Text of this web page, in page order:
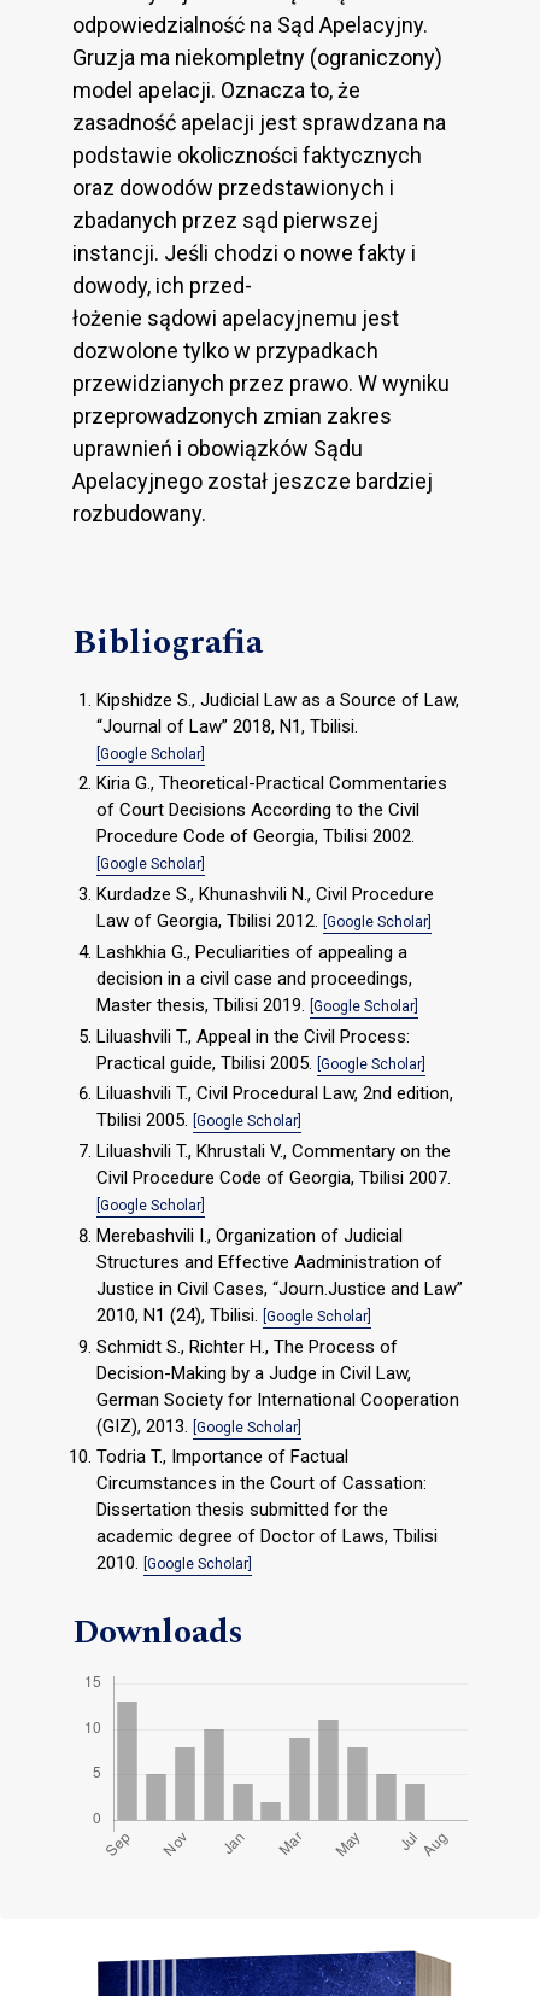
odpowiedzialność na Sąd Apelacyjny.
Gruzja ma niekompletny (ograniczony)
model apelacji. Oznacza to, że
zasadność apelacji jest sprawdzana na
podstawie okoliczności faktycznych
oraz dowodów przedstawionych i
zbadanych przez sąd pierwszej
instancji. Jeśli chodzi o nowe fakty i
dowody, ich przed-
łożenie sądowi apelacyjnemu jest
dozwolone tylko w przypadkach
przewidzianych przez prawo. W wyniku
przeprowadzonych zmian zakres
uprawnień i obowiązków Sądu
Apelacyjnego został jeszcze bardziej
rozbudowany.
Bibliografia
Kipshidze S., Judicial Law as a Source of Law,
“Journal of Law” 2018, N1, Tbilisi.
[Google Scholar]
Kiria G., Theoretical-Practical Commentaries
of Court Decisions According to the Civil
Procedure Code of Georgia, Tbilisi 2002.
[Google Scholar]
Kurdadze S., Khunashvili N., Civil Procedure
Law of Georgia, Tbilisi 2012. [Google Scholar]
Lashkhia G., Peculiarities of appealing a
decision in a civil case and proceedings,
Master thesis, Tbilisi 2019. [Google Scholar]
Liluashvili T., Appeal in the Civil Process:
Practical guide, Tbilisi 2005. [Google Scholar]
Liluashvili T., Civil Procedural Law, 2nd edition,
Tbilisi 2005. [Google Scholar]
Liluashvili T., Khrustali V., Commentary on the
Civil Procedure Code of Georgia, Tbilisi 2007.
[Google Scholar]
Merebashvili I., Organization of Judicial
Structures and Effective Aadministration of
Justice in Civil Cases, “Journ.Justice and Law”
2010, N1 (24), Tbilisi. [Google Scholar]
Schmidt S., Richter H., The Process of
Decision-Making by a Judge in Civil Law,
German Society for International Cooperation
(GIZ), 2013. [Google Scholar]
Todria T., Importance of Factual
Circumstances in the Court of Cassation:
Dissertation thesis submitted for the
academic degree of Doctor of Laws, Tbilisi
2010. [Google Scholar]
Downloads